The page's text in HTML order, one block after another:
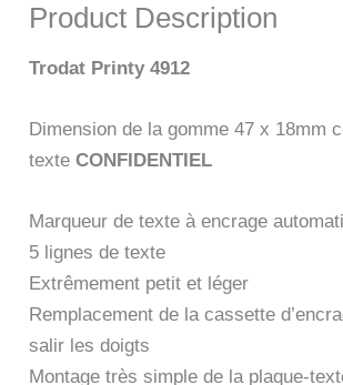
Product Description
Trodat Printy 4912
Dimension de la gomme 47 x 18mm
texteCONFIDENTIEL
Marqueur de texte à encrage
5 lignes de texte
Extrêmement petit et léger
Remplacement de la cassette
salir les doigts
Montage très simple de la plaque-